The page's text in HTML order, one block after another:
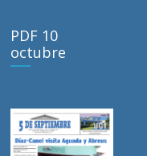
PDF 10
octubre